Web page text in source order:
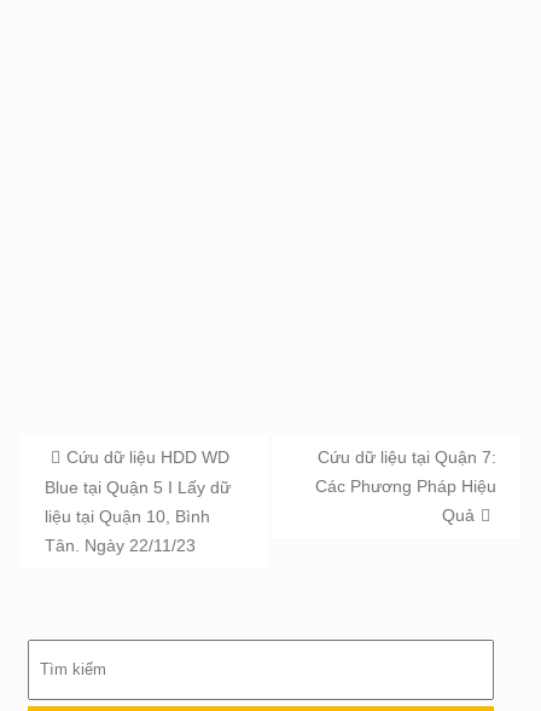
Post
navigation
Cứu dữ liệu HDD WD
Blue tại Quận 5 I Lấy dữ
liệu tại Quận 10, Bình
Tân. Ngày 22/11/23
Cứu dữ liệu tại Quận 7:
Các Phương Pháp Hiệu
Quả